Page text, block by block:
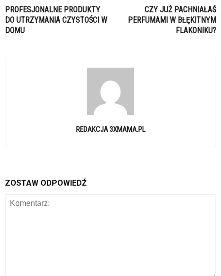
PROFESJONALNE PRODUKTY
DO UTRZYMANIA CZYSTOŚCI W
DOMU
CZY JUŻ PACHNIAŁAŚ
PERFUMAMI W BŁĘKITNYM
FLAKONIKU?
REDAKCJA 3XMAMA.PL
ZOSTAW ODPOWIEDŹ